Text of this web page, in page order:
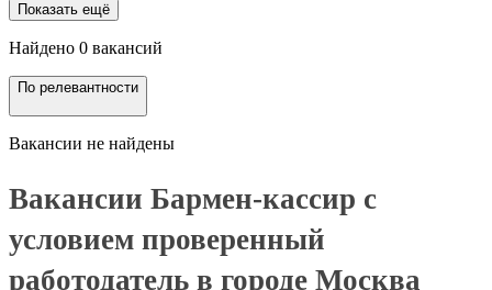
Показать ещё
Найдено 0 вакансий
По релевантности
Вакансии не найдены
Вакансии Бармен-кассир с
условием проверенный
работодатель в городе Москва